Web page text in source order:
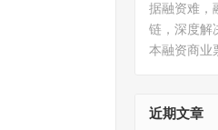
据融资难，
链，深度解
本融资商业
近期文章